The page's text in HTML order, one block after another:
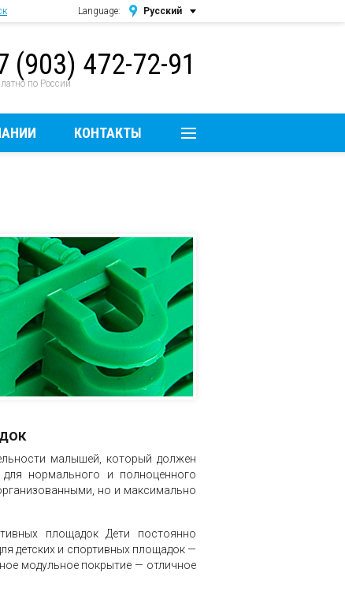
Language: Русский
English
(903) 472-72-91
по России
КОНТАКТЫ
малышей, который должен
нормального и полноценного
но и максимально
площадок Дети постоянно
детских и спортивных площадок —
модульное покрытие — отличное